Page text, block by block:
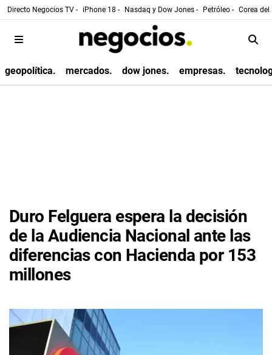
Directo Negocios TV - iPhone 18 - Nasdaq y Dow Jones - Petróleo - Corea
geopolítica. mercados. dow jones. empresas.
Duro Felguera espera la decisión
de la Audiencia Nacional ante las
diferencias con Hacienda por 153
millones